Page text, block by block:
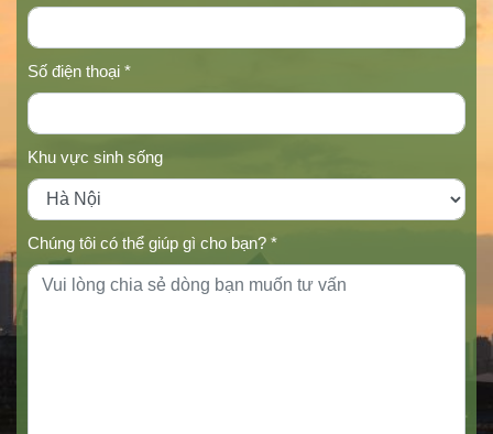
Số điện thoại *
Khu vực sinh sống
Chúng tôi có thể giúp gì cho bạn? *